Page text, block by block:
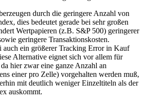
durch die geringere Anzahl von
dies bedeutet gerade bei sehr großen
Wertpapieren (z.B. S&P 500) geringerer
geringere Transaktionskosten.
ein größerer Tracking Error in Kauf
Alternative eignet sich vor allem für
hier zwar eine ganze Anzahl an
einer pro Zelle) vorgehalten werden muß,
mit deutlich weniger Einzeltiteln als der